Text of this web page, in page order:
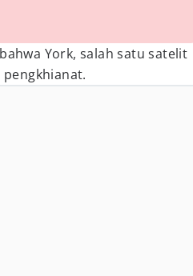
York, salah satu satelit